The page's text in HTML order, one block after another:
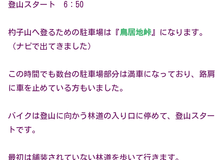
登山スタート 6：50
杓子山へ登るための駐車場は『鳥居地峠 』になります。
（ナビで出てきました）
この時間でも数台の駐車場部分は満車になっており、路肩
に車を止めている方もいました。
バイクは登山に向かう林道の入り口に停めて、登山スター
トです。
最初は舗装されていない林道を歩いて行きます。